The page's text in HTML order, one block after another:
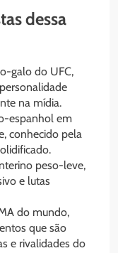
dessa
galo do UFC,
na mídia.
espanhol em
conhecido pela
peso-leve,
e lutas
do mundo,
que são
e rivalidades do